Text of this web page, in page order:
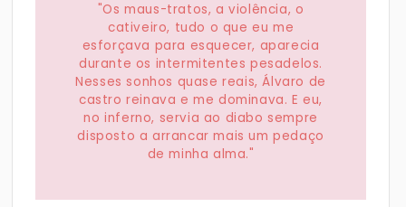
"Os maus-tratos, a violência, o
cativeiro, tudo o que eu me
esforçava para esquecer, aparecia
durante os intermitentes pesadelos.
Nesses sonhos quase reais, Álvaro de
castro reinava e me dominava. E eu,
no inferno, servia ao diabo sempre
disposto a arrancar mais um pedaço
de minha alma."